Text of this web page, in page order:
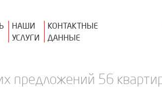
НАШИ
УСЛУГИ
КОНТАКТНЫЕ
ДАННЫЕ
предложений 56